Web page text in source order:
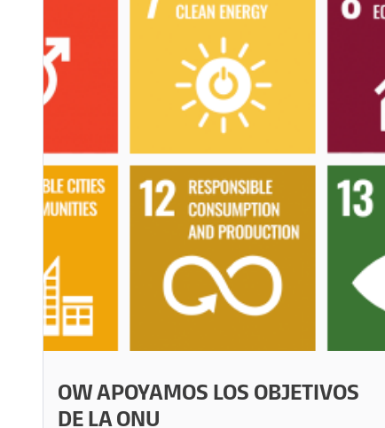
OW APOYAMOS LOS OBJETIVOS
DE LA ONU